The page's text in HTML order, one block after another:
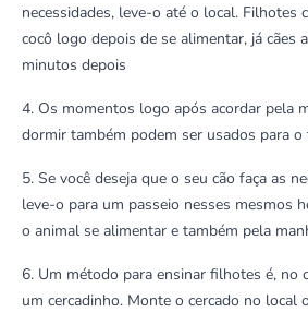
necessidades, leve-o até o local. Filhotes
cocô logo depois de se alimentar, já cães
minutos depois
4. Os momentos logo após acordar pela
dormir também podem ser usados para o
5. Se você deseja que o seu cão faça as
leve-o para um passeio nesses mesmos
o animal se alimentar e também pela
6. Um método para ensinar filhotes é, no
um cercadinho. Monte o cercado no local